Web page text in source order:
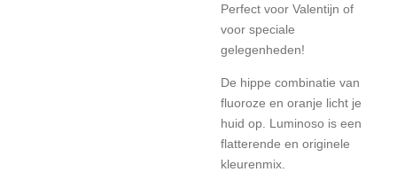
Perfect voor Valentijn of
voor speciale
gelegenheden!
De hippe combinatie van
fluoroze en oranje licht je
huid op. Luminoso is een
flatterende en originele
kleurenmix.